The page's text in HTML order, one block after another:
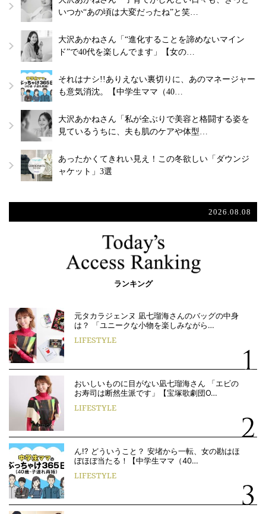
いつか“あの頃は大変だったね”と笑…
大沢あかねさん「“進化することを諦めないマイン
ド”で40代を楽しんでます」【女の…
それはナシ!!ありえない裏切りに、あのマネージャー
も意気消沈。【中学生ママ（40…
大沢あかねさん「私が全ぶりで美容と格闘する姿を
見ているうちに、夫も肌のケアや体型…
あったかくてきれい見え！この冬欲しい「ダウンジ
ャケット」3選
2026.08.08
ランキング
元タカラジェンヌ 凪七瑠海さんのバッグの中身
は？ 「ユニークな小物を楽しみながら…
LIFESTYLE
おいしいものに目がない凪七瑠海さん 「エビの
お寿司は断然生派です」【宝塚歌劇団O…
LIFESTYLE
ん!? どういうこと？ 安堵から一転、女の勘はほ
ぼほぼ当たる！【中学生ママ（40…
LIFESTYLE